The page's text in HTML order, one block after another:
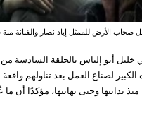
الأرض للممثل إياد نصار والفنانة
خليل أبو إلياس بالحلقة
لصناع العمل بعد تناولهم
منذ بدايتها وحتى نهايتها، مؤكدًا أن